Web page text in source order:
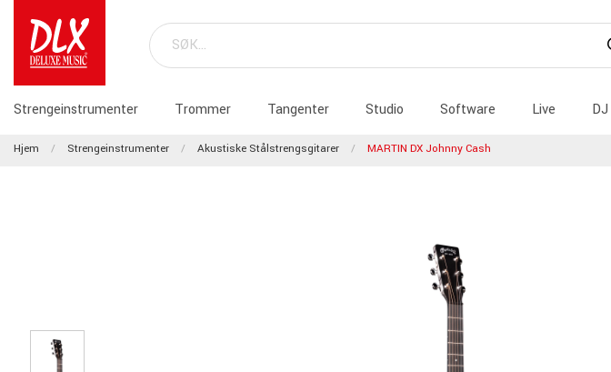
Strengeinstrumenter Trommer Tangenter Studio Software Live DJ
Hjem Strengeinstrumenter Akustiske Stålstrengsgitarer MARTIN DX Johnny Cash